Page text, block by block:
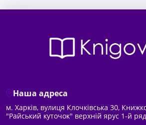
Наша адреса
м. Харків, вулиця Клочківська 30,
"Райський куточок" верхній ярус 1-й